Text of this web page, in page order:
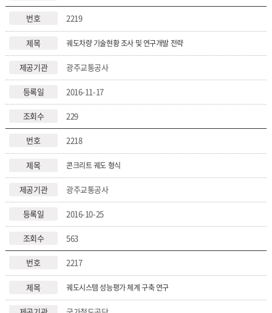
2219
궤도차량 기술현황 조사 및 연구개발 전략
광주교통공사
2016-11-17
229
2218
콘크리트 궤도 형식
광주교통공사
2016-10-25
563
2217
궤도시스템 성능평가 체계 구축 연구